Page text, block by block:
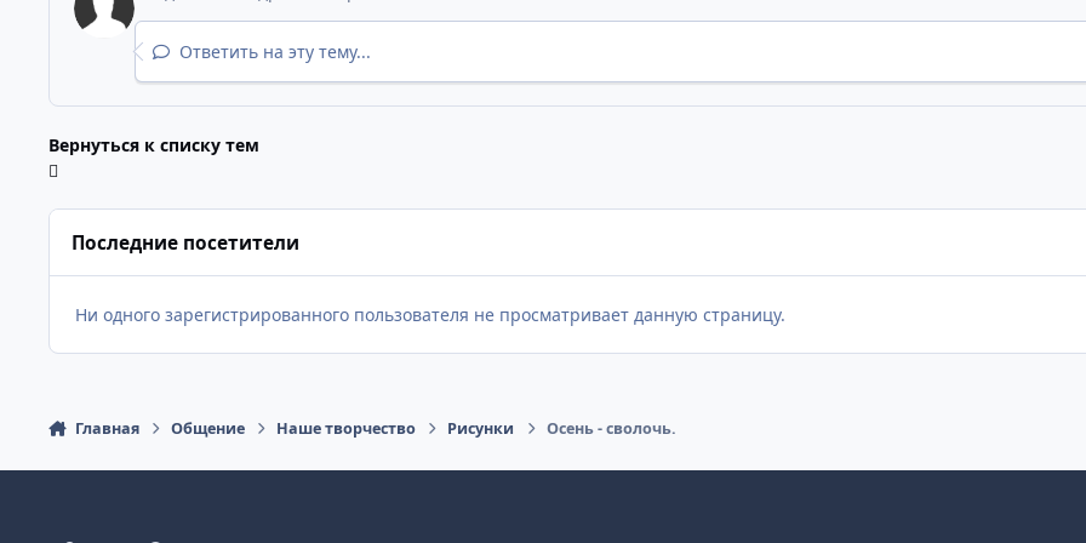
Ответить на эту тему...
Вернуться к списку тем
Последние посетители
Ни одного зарегистрированного пользователя не просматривает данную страницу.
Главная Общение Наше творчество Рисунки Осень - сволочь.